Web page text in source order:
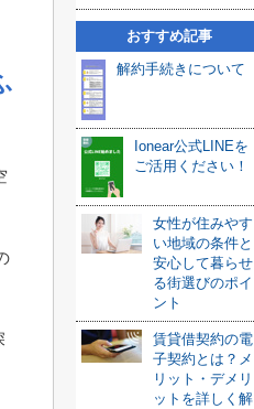
おすすめ記事
解約手続きについて
Ionear公式LINEを
ご活用ください！
女性が住みやす
い地域の条件と
安心して暮らせ
る街選びのポイ
ント
賃貸借契約の電
子契約とは？メ
リット・デメリ
ットを詳しく解